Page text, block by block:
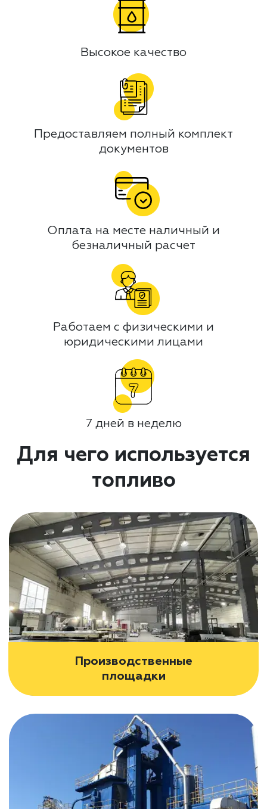
Высокое качество
Предоставляем полный комплект
документов
Оплата на месте наличный и
безналичный расчет
Работаем с физическими и
юридическими лицами
7 дней в неделю
Для чего используется
топливо
Производственные
площадки